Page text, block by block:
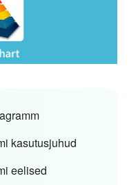
kasutusjuhud
eelised